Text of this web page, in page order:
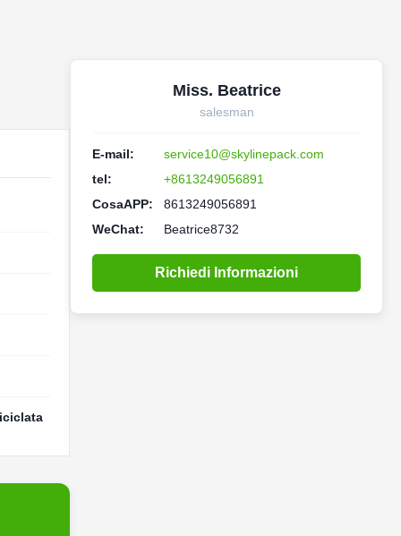
Miss. Beatrice
salesman
E-mail:
service10@skylinepack.com
tel:
+8613249056891
CosaAPP:
8613249056891
WeChat:
Beatrice8732
Richiedi Informazioni